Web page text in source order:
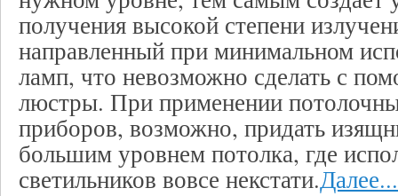
получения высокой степени
направленный при минимальном
ламп, что невозможно сделать с
люстры. При применении
приборов, возможно, придать
большим уровнем потолка, где
светильников вовсе некстати.Далее...